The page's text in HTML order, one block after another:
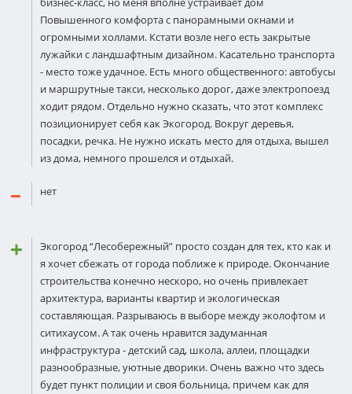
Повышенного комфорта с панорамными окнами и
огромными холлами. Кстати возле него есть закрытые
лужайки с ландшафтным дизайном. Касательно транспорта
- место тоже удачное. Есть много общественного: автобусы
и маршрутные такси, несколько дорог, даже электропоезд
ходит рядом. Отдельно нужно сказать, что этот комплекс
позиционирует себя как Экогород. Вокруг деревья,
посадки, речка. Не нужно искать место для отдыха, вышел
из дома, немного прошелся и отдыхай.
нет
Экогород “Лесобережный” просто создан для тех, кто как и
я хочет сбежать от города поближе к природе. Окончание
строительства конечно нескоро, но очень привлекает
архитектура, варианты квартир и экологическая
составляющая. Разрываюсь в выборе между эколофтом и
ситихаусом. А так очень нравится задуманная
инфраструктура - детский сад, школа, аллеи, площадки
разнообразные, уютные дворики. Очень важно что здесь
будет пункт полиции и своя больница, причем как для